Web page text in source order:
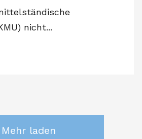
nicht...
Mehr laden